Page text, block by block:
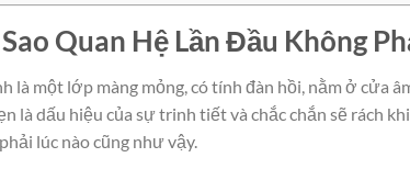
Quan Hệ Lần Đầu Không
là một lớp màng mỏng, có tính đàn hồi, nằm ở cửa
là dấu hiệu của sự trinh tiết và chắc chắn sẽ rách
lúc nào cũng như vậy.